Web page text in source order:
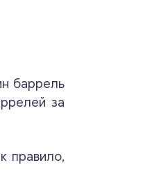
баррель
за
правило,